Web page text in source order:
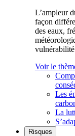
L’ampleur
façon
des eaux,
Voir le
Les
La
Risques